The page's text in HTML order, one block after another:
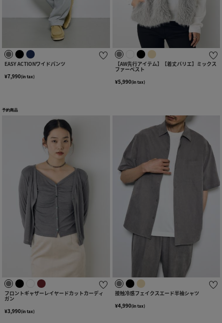
EASY ACTIONワイドパンツ
¥7,990(in tax)
【AW先行アイテム】【着丈バリエ】ミックス
ファーベスト
¥5,990(in tax)
予約商品
フロントギャザーレイヤードカットカーディ
ガン
¥3,990(in tax)
接触冷感フェイクスエード半袖シャツ
¥4,990(in tax)